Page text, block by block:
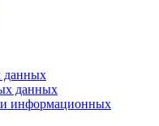
данных
данных
и информационных